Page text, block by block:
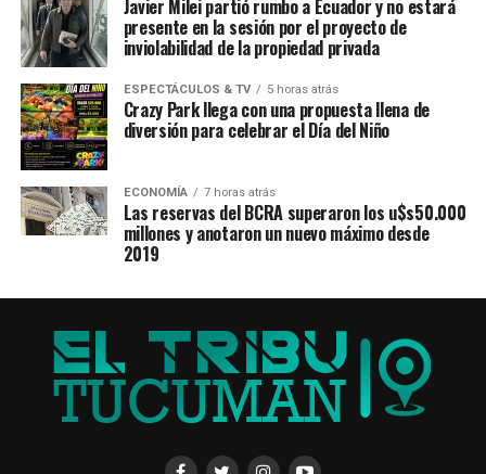
Javier Milei partió rumbo a Ecuador y no estará
presente en la sesión por el proyecto de
inviolabilidad de la propiedad privada
ESPECTÁCULOS & TV 5 horas atrás
Crazy Park llega con una propuesta llena de
diversión para celebrar el Día del Niño
ECONOMÍA 7 horas atrás
Las reservas del BCRA superaron los u$s50.000
millones y anotaron un nuevo máximo desde
2019